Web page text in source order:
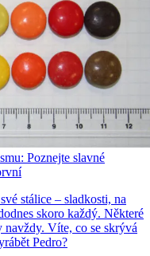
Poznejte slavné
stálice – sladkosti, na
skoro každý. Některé
Víte, co se skrývá
Pedro?